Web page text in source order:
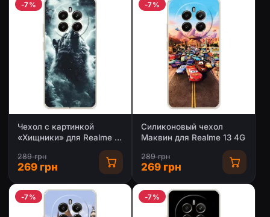
-7%
Чехол с картинкой
«Хищники» для Realme 13
289 грн
269 грн
-7%
Силиконовый чехол
Маквин для Realme 13 4G
289 грн
269 грн
-7% -7%